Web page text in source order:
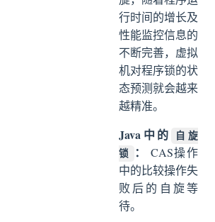
行时间的增长及
性能监控信息的
不断完善，虚拟
机对程序锁的状
态预测就会越来
越精准。
Java中的
自旋
锁
：
CAS操作
中的比较操作失
败后的自旋等
待。